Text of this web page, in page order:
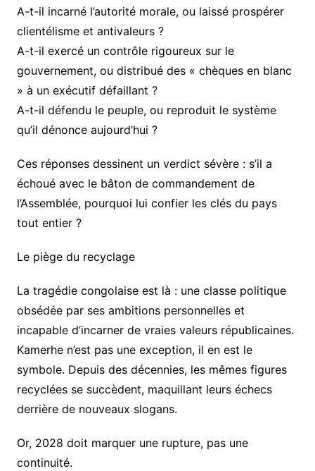
A-t-il incarné l’autorité morale, ou laissé prospérer
clientélisme et antivaleurs ?
A-t-il exercé un contrôle rigoureux sur le
gouvernement, ou distribué des « chèques en blanc
» à un exécutif défaillant ?
A-t-il défendu le peuple, ou reproduit le système
qu’il dénonce aujourd’hui ?
Ces réponses dessinent un verdict sévère : s’il a
échoué avec le bâton de commandement de
l’Assemblée, pourquoi lui confier les clés du pays
tout entier ?
Le piège du recyclage
La tragédie congolaise est là : une classe politique
obsédée par ses ambitions personnelles et
incapable d’incarner de vraies valeurs républicaines.
Kamerhe n’est pas une exception, il en est le
symbole. Depuis des décennies, les mêmes figures
recyclées se succèdent, maquillant leurs échecs
derrière de nouveaux slogans.
Or, 2028 doit marquer une rupture, pas une
continuité.